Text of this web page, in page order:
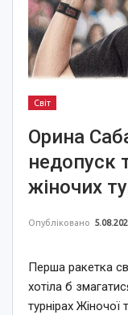
Світ
Орина
недопуск
жіночих
Опубліковано
Перша ракетка
хотіла б
турнірах Жіночої